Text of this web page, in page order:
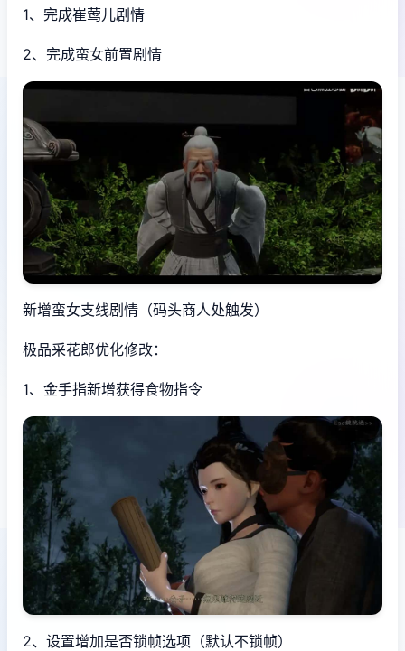
1、完成崔莺儿剧情
2、完成蛮女前置剧情
新增蛮女支线剧情（码头商人处触发）
极品采花郎优化修改：
1、金手指新增获得食物指令
2、设置增加是否锁帧选项（默认不锁帧）